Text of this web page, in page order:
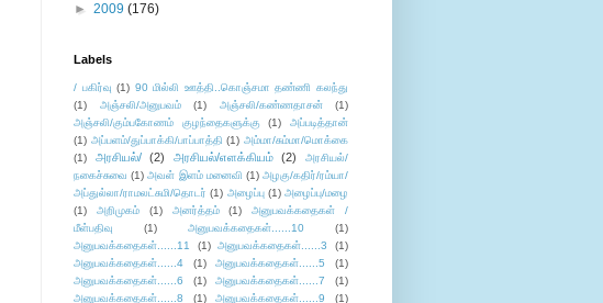
► 2009 (176)
Labels
/ பகிர்வு (1) 90 மில்லி ஊத்தி..கொஞ்சமா தண்ணி கலந்து
(1)
அஞ்சலி/அனுபவம் (1) அஞ்சலி/கண்ணதாசன்
(1)
அஞ்சலி/கும்பகோணம் குழந்தைகளுக்கு
(1)
அப்படித்தான்
(1) அப்பளம்/துப்பாக்கி/பாப்பாத்தி (1) அம்மா/சும்மா/மொக்கை
(1)
அரசியல்/ (2) அரசியல்/எளக்கியம் (2)
அரசியல்/
நகைச்சுவை (1) அவள் இளம் மனைவி (1) அழகு/கதிர்/ரம்யா/
அப்துல்லா/ராமலட்சுமி/தொடர் (1) அழைப்பு (1) அழைப்பு/மழை
(1)
அறிமுகம் (1) அனர்த்தம் (1)
அனுபவக்கதைகள் /
மீள்பதிவு
(1) அனுபவக்கதைகள்......10
(1)
அனுபவக்கதைகள்......11
(1) அனுபவக்கதைகள்......3
(1)
அனுபவக்கதைகள்......4
(1) அனுபவக்கதைகள்......5
(1)
அனுபவக்கதைகள்......6
(1) அனுபவக்கதைகள்......7
(1)
அனுபவக்கதைகள்......8
(1) அனுபவக்கதைகள்......9
(1)